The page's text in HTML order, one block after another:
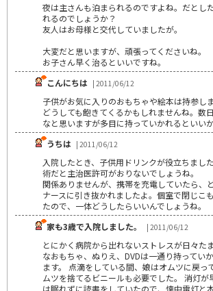
夜は主さんも泊まられるのですよね。だとし
れるのでしょうか？
友人はお母様と交代していましたが。
大変だと思いますが、頑張ってくださいね。
お子さん早く治るといいですね。
こんにちは | 2011/06/12
子供がお気に入りのおもちゃや絵本は持参し
どうしても飽きてくるかもしれませんね。数
なと思いますが多目に持っていかれるといい
うちは | 2011/06/12
入院したとき、子供用ドリンクが役立ちまし
術だと主治医許可がおりないでしょうね。
関係ありませんが、携帯を充電していたら、
ナースに引き抜かれましたよ。個室で閉じこ
たので、一体どうしたらいいんでしょうね。
家も3歳で入院しました。
| 2011/06/12
とにかく病院から出れないストレスが日々た
なおもちゃ、ぬりえ、DVDは一通り持ってい
ます。 点滴をしている間、娘はオムツに戻っ
ムツを捨てるビニールも必要でした。 消灯が
は眠れずに読書をしていたので、懐中電灯と